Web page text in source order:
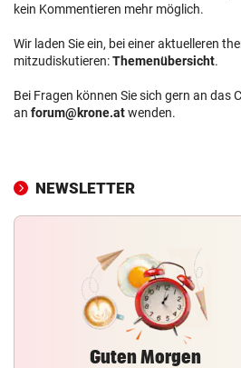
kein Kommentieren mehr möglich.
Wir laden Sie ein, bei einer aktuelleren
mitzudiskutieren:Themenübersicht.
Bei Fragen können Sie sich gern an das
an forum@krone.atwenden.
NEWSLETTER
Guten Morgen